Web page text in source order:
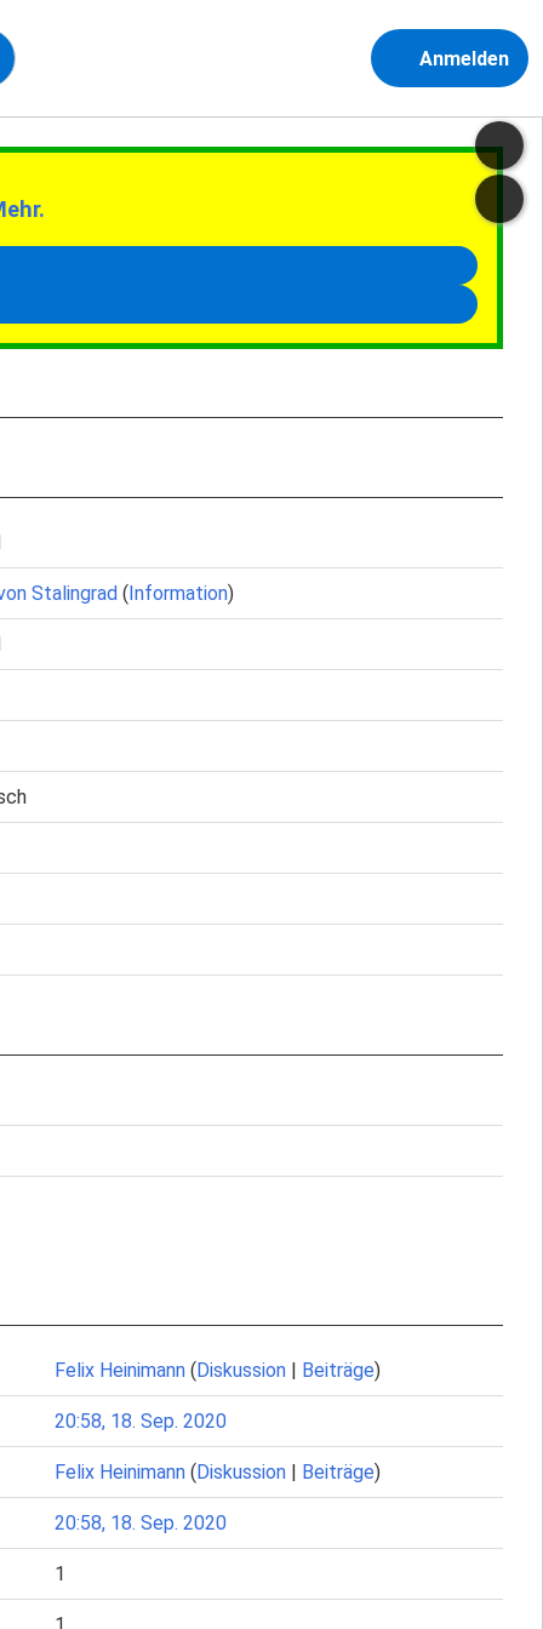
Anmelden
Stalingrad (Information)
Felix Heinimann (Diskussion | Beiträge)
20:58, 18. Sep. 2020
Felix Heinimann (Diskussion | Beiträge)
20:58, 18. Sep. 2020
1